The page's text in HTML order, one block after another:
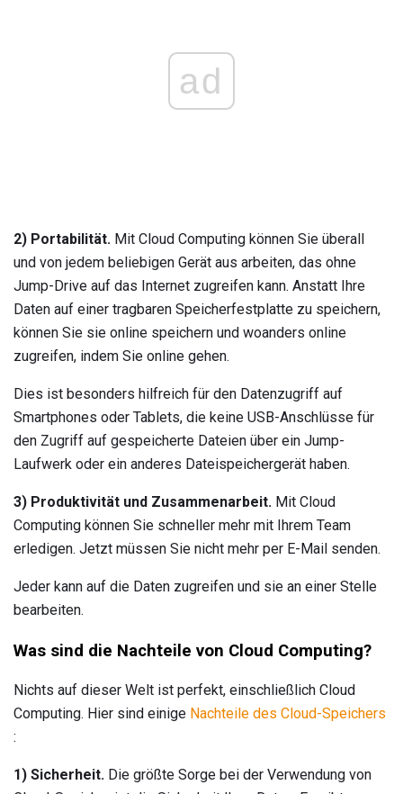
ad
2) Portabilität. Mit Cloud Computing können Sie überall
und von jedem beliebigen Gerät aus arbeiten, das ohne
Jump-Drive auf das Internet zugreifen kann. Anstatt Ihre
Daten auf einer tragbaren Speicherfestplatte zu speichern,
können Sie sie online speichern und woanders online
zugreifen, indem Sie online gehen.
Dies ist besonders hilfreich für den Datenzugriff auf
Smartphones oder Tablets, die keine USB-Anschlüsse für
den Zugriff auf gespeicherte Dateien über ein Jump-
Laufwerk oder ein anderes Dateispeichergerät haben.
3) Produktivität und Zusammenarbeit. Mit Cloud
Computing können Sie schneller mehr mit Ihrem Team
erledigen. Jetzt müssen Sie nicht mehr per E-Mail senden.
Jeder kann auf die Daten zugreifen und sie an einer Stelle
bearbeiten.
Was sind die Nachteile von Cloud Computing?
Nichts auf dieser Welt ist perfekt, einschließlich Cloud
Computing. Hier sind einige Nachteile des Cloud-Speichers
:
1) Sicherheit. Die größte Sorge bei der Verwendung von